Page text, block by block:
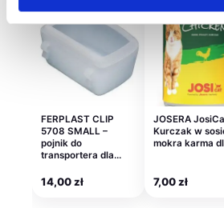
FERPLAST CLIP
5708 SMALL –
pojnik do
transportera dla…
14,00zł
JOSERA
Kurczak w
mokra karma
7,00zł